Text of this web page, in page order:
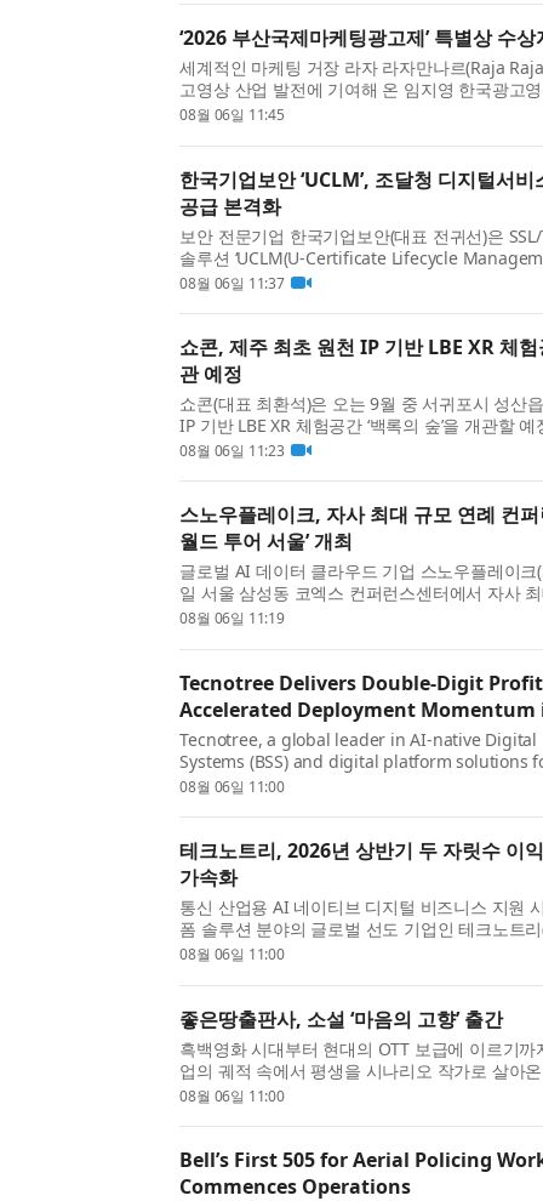
‘2026 부산국제마케팅광고제’ 특별상 수
세계적인 마케팅 거장 라자 라자만나르(Raja
고영상 산업 발전에 기여해 온 임지영 한국광고
‘2026 부산국제마케팅광고제(MAD STARS
08월 06일 11:45
한국기업보안 ‘UCLM’, 조달청 디지털서
공급 본격화
보안 전문기업 한국기업보안(대표 전귀선)은
솔루션 ‘UCLM(U-Certificate Lifecycle
스몰에 공식 등록됐다고 밝혔다. 이번 등록으로
08월 06일 11:37
쇼콘, 제주 최초 원천 IP 기반 LBE XR 체험
관 예정
쇼콘(대표 최환석)은 오는 9월 중 서귀포시 성산
IP 기반 LBE XR 체험공간 ‘백록의 숲’을 개관할
숲’은 관람객이 전시를 바라보는 데 머무르지 않
08월 06일 11:23
스노우플레이크, 자사 최대 규모 연례 컨
월드 투어 서울’ 개최
글로벌 AI 데이터 클라우드 기업 스노우플레이
일 서울 삼성동 코엑스 컨퍼런스센터에서 자사
‘스노우플레이크 월드 투어(Snowflake World
08월 06일 11:19
Tecnotree Delivers Double-Digit
Accelerated Deployment Momentum
Tecnotree, a global leader in AI-native Digital
Systems (BSS) and digital platform solutions
telecommunications industry, today
08월 06일 11:00
테크노트리, 2026년 상반기 두 자릿수 이
가속화
통신 산업용 AI 네이티브 디지털 비즈니스 지원
폼 솔루션 분야의 글로벌 선도 기업인 테크노트
키: TEM1V)가 2026년 상반기 재무 실적을 발표
08월 06일 11:00
좋은땅출판사, 소설 ‘마음의 고향’ 출간
흑백영화 시대부터 현대의 OTT 보급에 이르기
업의 궤적 속에서 평생을 시나리오 작가로 살아
고 상실의 아픔을 잔잔하게 그려 낸 박장규 작가
08월 06일 11:00
Bell’s First 505 for Aerial Policing
Commences Operations